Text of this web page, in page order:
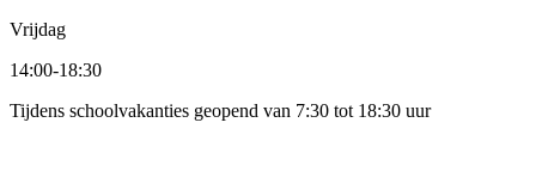
Vrijdag
14:00-18:30
Tijdens schoolvakanties geopend van 7:30 tot 18:30 uur